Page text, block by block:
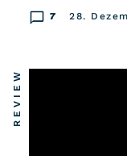
7 28.
REVIEW